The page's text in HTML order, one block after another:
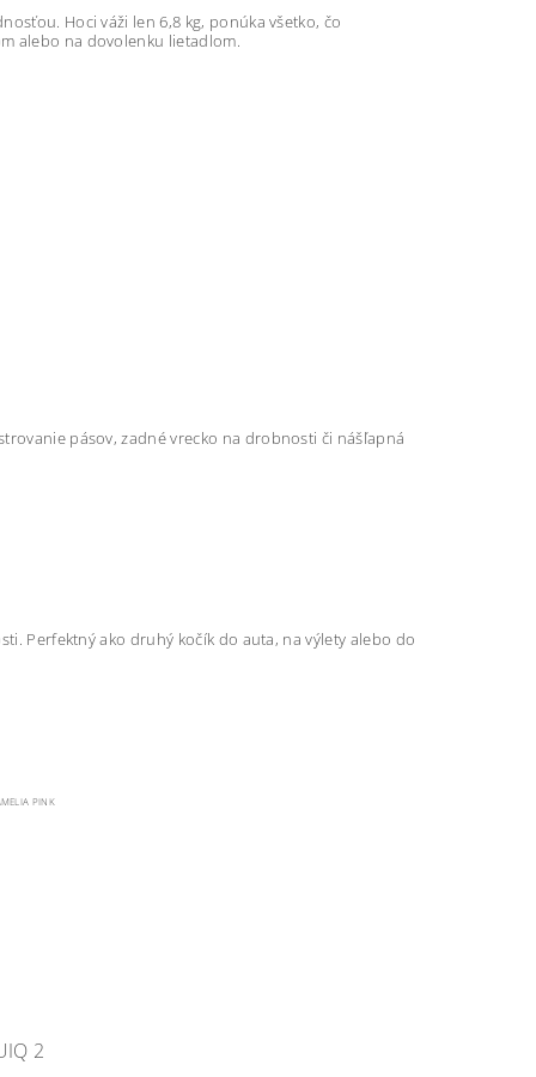
Hoci váži len 6,8 kg, ponúka všetko, čo
alebo na dovolenku lietadlom.
pásov, zadné vrecko na drobnosti či nášľapná
Perfektný ako druhý kočík do auta, na výlety alebo do
PINK
2